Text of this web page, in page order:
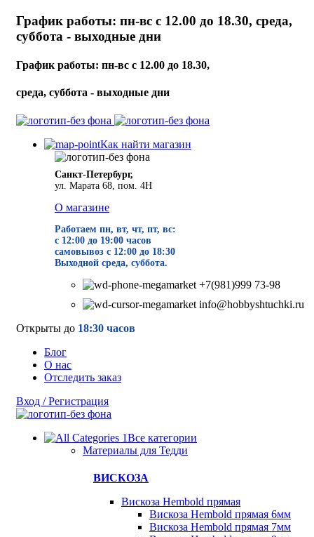
График работы: пн-вс с 12.00 до 18.30, среда,
суббота - выходные дни
График работы: пн-вс с 12.00 до 18.30,
среда, суббота - выходные дни
Как найти магазин
Санкт-Петербург,
ул. Марата 68, пом. 4Н
О магазине
Работаем пн, вт, чт, пт, вс:
с 12:00 до 19:00 часов
самовывоз с 12:00 до 18:30
Выходной среда, суббота.
+7(981)999 73-98
info@hobbyshtuchki.ru
Открыты до 18:30 часов
Блог
О нас
Отследить заказ
Вход / Регистрация
Все категории
Материалы для Тедди
ВИСКОЗА
Вискоза Hembold прямая
Вискоза Hembold прямая 6мм
Вискоза Hembold прямая 7мм